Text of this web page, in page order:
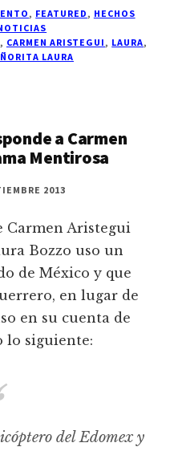
, FEATURED , HECHOS
, CARMEN ARISTEGUI , LAURA,
LAURA
a Carmen
Mentirosa
2013
Carmen Aristegui
Bozzo uso un
de México y que
en lugar de
en su cuenta de
lo siguiente:
del Edomex y